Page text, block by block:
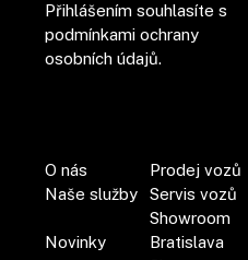
Přihlášením souhlasíte s
podmínkami ochrany
osobních údajů.
O nás
Prodej vozů
Naše služby
Servis vozů
Novinky
Showroom
Bratislava